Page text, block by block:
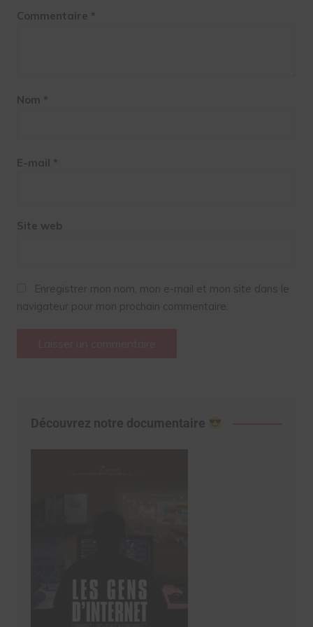
Commentaire *
Nom *
E-mail *
Site web
Enregistrer mon nom, mon e-mail et mon site dans le
navigateur pour mon prochain commentaire.
Découvrez notre documentaire